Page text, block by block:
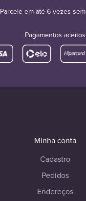
Parcele em até 6 vezes
Pagamentos aceitos
Minha conta
Cadastro
Pedidos
Endereços